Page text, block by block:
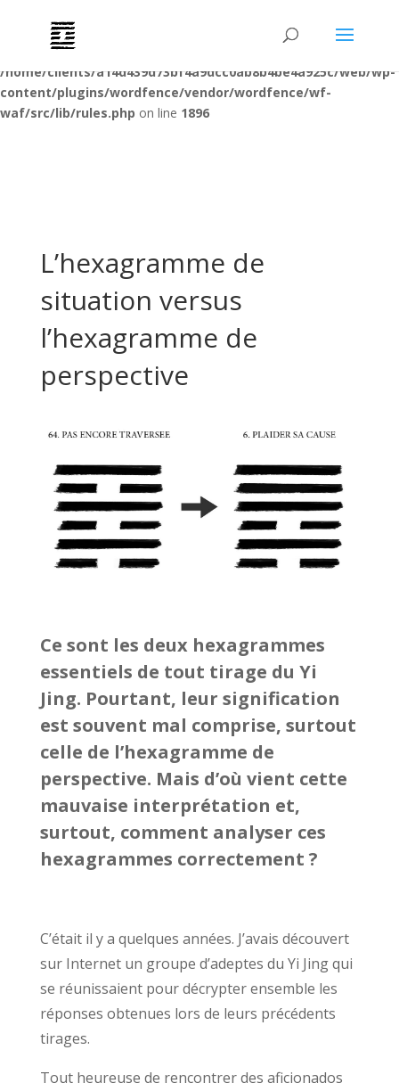
Deprecated : preg_replace(): Passing null to parameter #3 ($subject)
of type array|string is deprecated in
/home/clients/a14d439d73bf4a9dcc0ab8b4be4a925c/web/wp-
content/plugins/wordfence/vendor/wordfence/wf-
waf/src/lib/rules.php on line 1896
L’hexagramme de
situation versus
l’hexagramme de
perspective
Ce sont les deux hexagrammes
essentiels de tout tirage du Yi
Jing. Pourtant, leur signification
est souvent mal comprise, surtout
celle de l’hexagramme de
perspective. Mais d’où vient cette
mauvaise interprétation et,
surtout, comment analyser ces
hexagrammes correctement ?
C’était il y a quelques années. J’avais découvert
sur Internet un groupe d’adeptes du Yi Jing qui
se réunissaient pour décrypter ensemble les
réponses obtenues lors de leurs précédents
tirages.
Tout heureuse de rencontrer des aficionados